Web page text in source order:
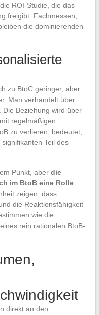
ROI-Studie, die das
freigibt. Fachmessen,
die dominierenden
zu BtoC geringer, aber
Man verhandelt über
Die Beziehung wird über
regelmäßigen
zu verlieren, bedeutet,
Teil des
Punkt, aber die
im BtoB eine Rolle.
zeigen, dass
die Reaktionsfähigkeit
wie die
rein rationalen BtoB-
direkt an den